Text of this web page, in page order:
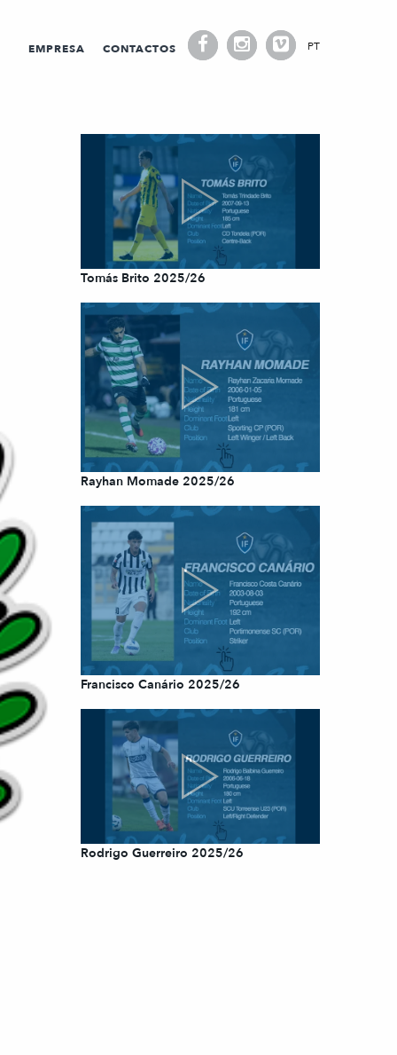
EMPRESA CONTACTOS PT
Tomás Brito 2025/26
Rayhan Momade 2025/26
Francisco Canário 2025/26
Rodrigo Guerreiro 2025/26